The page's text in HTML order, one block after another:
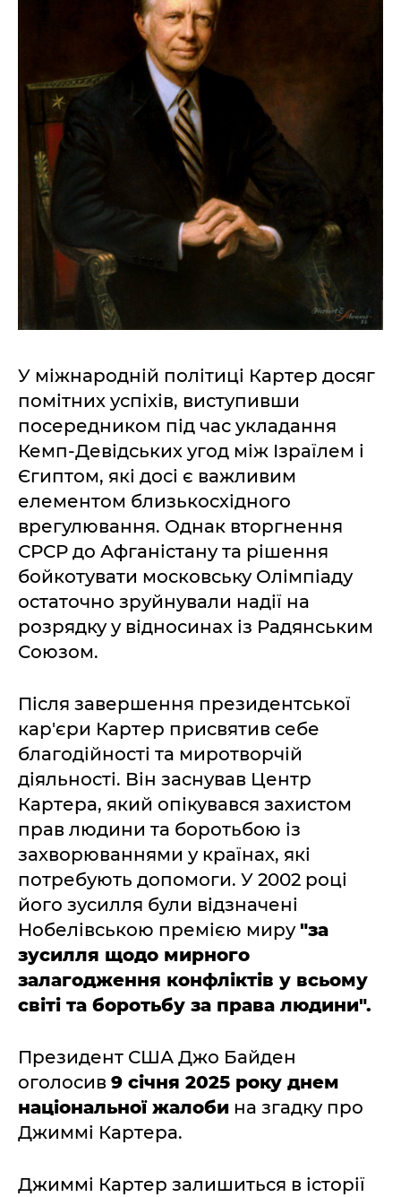
У міжнародній політиці Картер досяг
помітних успіхів, виступивши
посередником під час укладання
Кемп-Девідських угод між Ізраїлем і
Єгиптом, які досі є важливим
елементом близькосхідного
врегулювання. Однак вторгнення
СРСР до Афганістану та рішення
бойкотувати московську Олімпіаду
остаточно зруйнували надії на
розрядку у відносинах із Радянським
Союзом.
Після завершення президентської
кар'єри Картер присвятив себе
благодійності та миротворчій
діяльності. Він заснував Центр
Картера, який опікувався захистом
прав людини та боротьбою із
захворюваннями у країнах, які
потребують допомоги. У 2002 році
його зусилля були відзначені
Нобелівською премією миру"за
зусилля щодо мирного
залагодження конфліктів у всьому
світі та боротьбу за права людини".
Президент США Джо Байден
оголосив 9 січня 2025 року днем
національної жалоби на згадку про
Джиммі Картера.
Джиммі Картер залишиться в історії